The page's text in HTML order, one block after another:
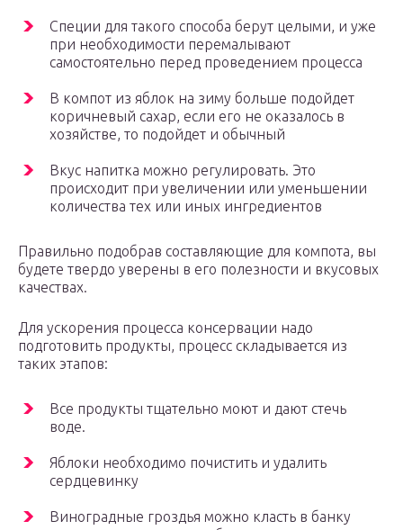
Специи для такого способа берут целыми, и уже
при необходимости перемалывают
самостоятельно перед проведением процесса
В компот из яблок на зиму больше подойдет
коричневый сахар, если его не оказалось в
хозяйстве, то подойдет и обычный
Вкус напитка можно регулировать. Это
происходит при увеличении или уменьшении
количества тех или иных ингредиентов
Правильно подобрав составляющие для компота, вы
будете твердо уверены в его полезности и вкусовых
качествах.
Для ускорения процесса консервации надо
подготовить продукты, процесс складывается из
таких этапов:
Все продукты тщательно моют и дают стечь
воде.
Яблоки необходимо почистить и удалить
сердцевинку
Виноградные гроздья можно класть в банку